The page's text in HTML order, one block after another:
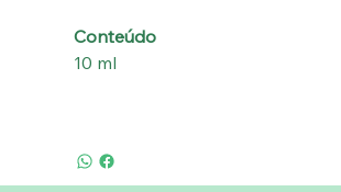
Conteúdo
10 ml